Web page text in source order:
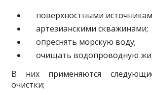
поверхностными
артезианскими скважинами;
опреснять морскую воду;
очищать водопроводную
В них применяются
очистки;